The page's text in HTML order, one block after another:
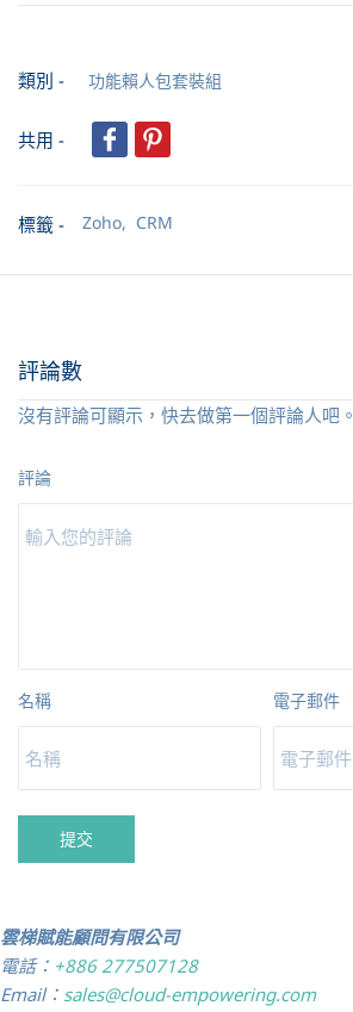
類別 - 功能賴人包套裝組
共用 -
標籤 - Zoho, CRM
評論數
沒有評論可顯示，快去做第一個評論人吧。
評論
名稱 電子郵件
提交
雲梯賦能顧問有限公司
電話： +886 277507128
Email： sales@cloud-empowering.com